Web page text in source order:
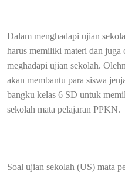
Dalam menghadapi ujian
harus memiliki materi dan juga
meghadapi ujian sekolah.
akan membantu para siswa
bangku kelas 6 SD untuk
sekolah mata pelajaran PPKN.
Soal ujian sekolah (US) mata